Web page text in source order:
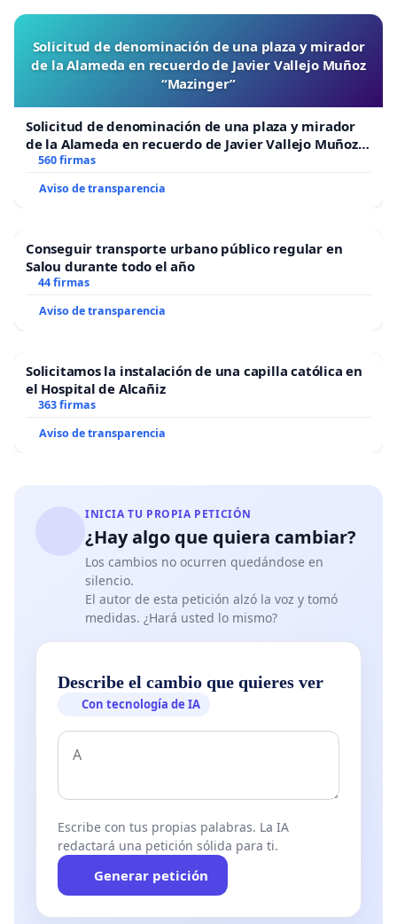
Solicitud de denominación de una plaza y mirador
de la Alameda en recuerdo de Javier Vallejo Muñoz
“Mazinger”
Solicitud de denominación de una plaza y mirador
de la Alameda en recuerdo de Javier Vallejo Muñoz
“Mazinger”
560 firmas
Aviso de transparencia
Conseguir transporte urbano público regular en
Salou durante todo el año
44 firmas
Aviso de transparencia
Solicitamos la instalación de una capilla católica en
el Hospital de Alcañiz
363 firmas
Aviso de transparencia
INICIA TU PROPIA PETICIÓN
¿Hay algo que quiera cambiar?
Los cambios no ocurren quedándose en
silencio.
El autor de esta petición alzó la voz y tomó
medidas. ¿Hará usted lo mismo?
Describe el cambio que quieres ver
Con tecnología de IA
Escribe con tus propias palabras. La IA
redactará una petición sólida para ti.
Generar petición